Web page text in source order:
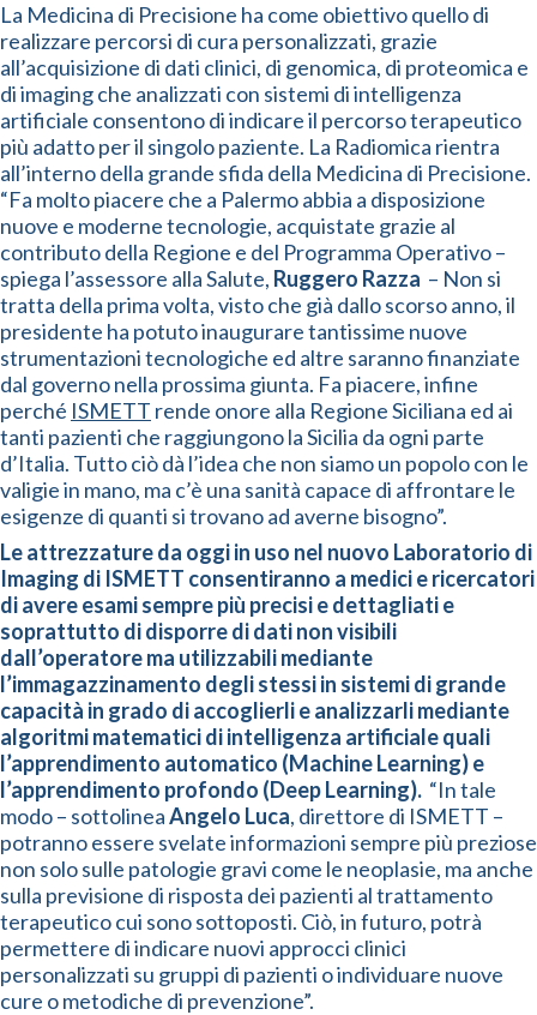
La Medicina di Precisione ha come obiettivo quello di
realizzare percorsi di cura personalizzati, grazie
all’acquisizione di dati clinici, di genomica, di proteomica e
di imaging che analizzati con sistemi di intelligenza
artificiale consentono di indicare il percorso terapeutico
più adatto per il singolo paziente. La Radiomica rientra
all’interno della grande sfida della Medicina di Precisione.
“Fa molto piacere che a Palermo abbia a disposizione
nuove e moderne tecnologie, acquistate grazie al
contributo della Regione e del Programma Operativo –
spiega l’assessore alla Salute, Ruggero Razza – Non si
tratta della prima volta, visto che già dallo scorso anno, il
presidente ha potuto inaugurare tantissime nuove
strumentazioni tecnologiche ed altre saranno finanziate
dal governo nella prossima giunta. Fa piacere, infine
perché ISMETT rende onore alla Regione Siciliana ed ai
tanti pazienti che raggiungono la Sicilia da ogni parte
d’Italia. Tutto ciò dà l’idea che non siamo un popolo con le
valigie in mano, ma c’è una sanità capace di affrontare le
esigenze di quanti si trovano ad averne bisogno”.
Le attrezzature da oggi in uso nel nuovo Laboratorio di
Imaging di ISMETT consentiranno a medici e ricercatori
di avere esami sempre più precisi e dettagliati e
soprattutto di disporre di dati non visibili
dall’operatore ma utilizzabili mediante
l’immagazzinamento degli stessi in sistemi di grande
capacità in grado di accoglierli e analizzarli mediante
algoritmi matematici di intelligenza artificiale quali
l’apprendimento automatico (Machine Learning) e
l’apprendimento profondo (Deep Learning). “In tale
modo – sottolineaAngelo Luca, direttore di ISMETT –
potranno essere svelate informazioni sempre più preziose
non solo sulle patologie gravi come le neoplasie, ma anche
sulla previsione di risposta dei pazienti al trattamento
terapeutico cui sono sottoposti. Ciò, in futuro, potrà
permettere di indicare nuovi approcci clinici
personalizzati su gruppi di pazienti o individuare nuove
cure o metodiche di prevenzione”.